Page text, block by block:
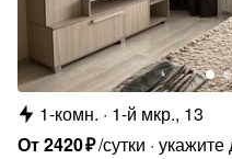
1-комн.
1-й мкр., 13
От2420₽/сутки укажите